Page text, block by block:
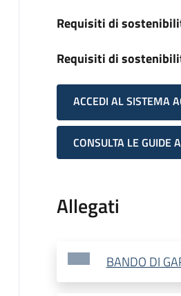
Requisiti di
Requisiti di
ACCEDI AL SISTEMA
CONSULTA LE GUIDE
Allegati
BANDO DI